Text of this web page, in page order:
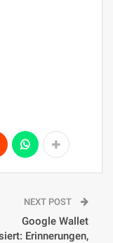
NEXT POST
Google Wallet
Erinnerungen,